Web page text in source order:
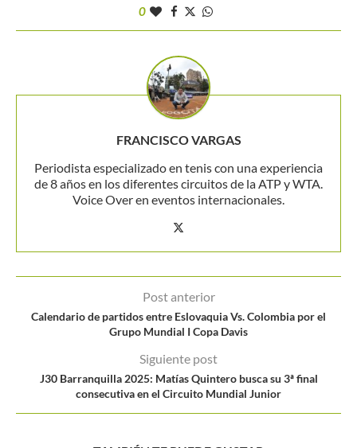
0
FRANCISCO VARGAS
Periodista especializado en tenis con una experiencia
de 8 años en los diferentes circuitos de la ATP y WTA.
Voice Over en eventos internacionales.
Post anterior
Calendario de partidos entre Eslovaquia Vs. Colombia por el
Grupo Mundial I Copa Davis
Siguiente post
J30 Barranquilla 2025: Matías Quintero busca su 3ª final
consecutiva en el Circuito Mundial Junior